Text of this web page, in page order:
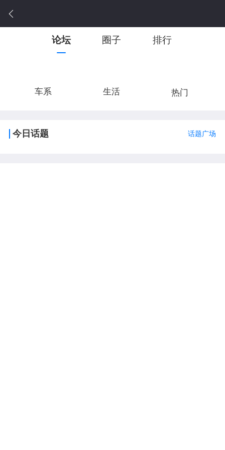
论坛 圈子 排行
车系 生活 热门
今日话题 话题广场